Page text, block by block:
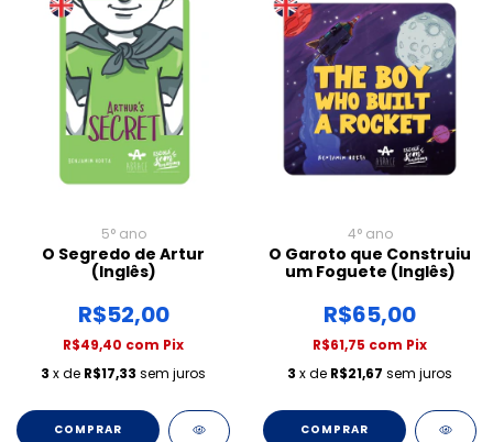
5° ano
O Segredo de Artur
(Inglês)
R$52,00
R$49,40 com Pix
3 x de R$17,33 sem juros
COMPRAR
4° ano
O Garoto que Construiu
um Foguete (Inglês)
R$65,00
R$61,75 com Pix
3 x de R$21,67 sem juros
COMPRAR